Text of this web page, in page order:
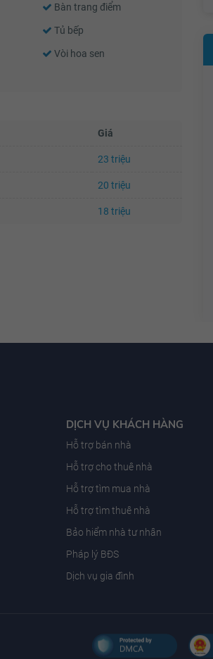
Bàn trang điểm
Tủ bếp
Vòi hoa sen
Giá
23 triệu
20 triệu
18 triệu
DỊCH VỤ KHÁCH HÀNG
Hỗ trợ bán nhà
Hỗ trợ cho thuê nhà
Hỗ trợ tìm mua nhà
Hỗ trợ tìm thuê nhà
Bảo hiểm nhà tư nhân
Pháp lý BĐS
Dịch vụ gia đình